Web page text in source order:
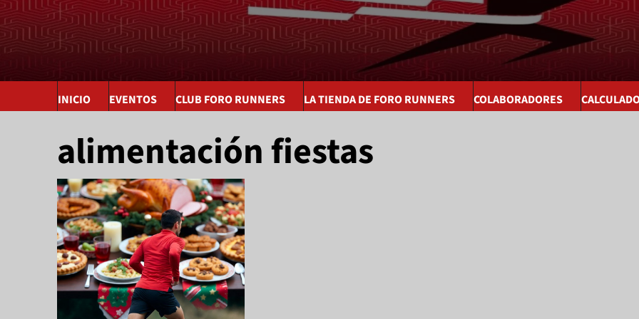
INICIO EVENTOS CLUB FORO RUNNERS LA TIENDA DE FORO RUNNERS COLABORADORES
alimentación fiestas